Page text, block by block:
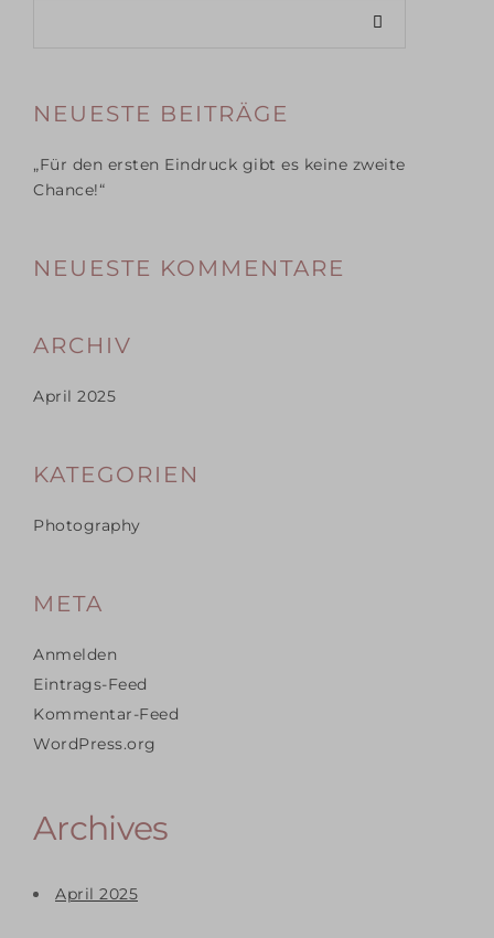
NEUESTE BEITRÄGE
„Für den ersten Eindruck gibt es keine zweite
Chance!“
NEUESTE KOMMENTARE
ARCHIV
April 2025
KATEGORIEN
Photography
META
Anmelden
Eintrags-Feed
Kommentar-Feed
WordPress.org
Archives
April 2025